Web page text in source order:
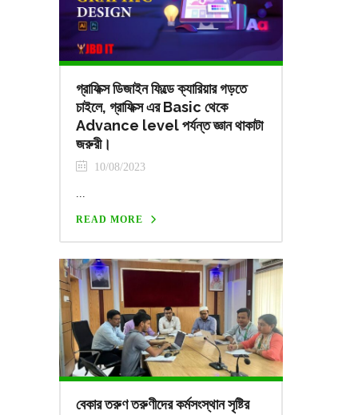
গ্রাফিক্স ডিজাইন ফিল্ডে ক্যারিয়ার গড়তে
চাইলে, গ্রাফিক্স এর Basic থেকে
Advance level পর্যন্ত জ্ঞান থাকাটা
জরুরী।
10/08/2023
...
READ MORE
বেকার তরুণ তরুণীদের কর্মসংস্থান সৃষ্টির